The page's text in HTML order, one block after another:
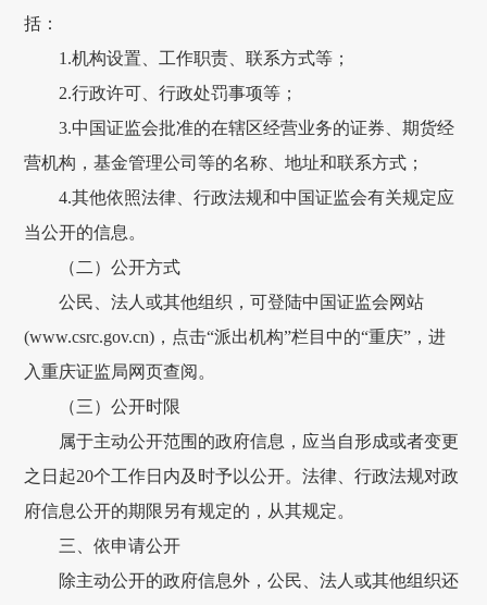
括：
1.机构设置、工作职责、联系方式等；
2.行政许可、行政处罚事项等；
3.中国证监会批准的在辖区经营业务的证券、期货经
营机构，基金管理公司等的名称、地址和联系方式；
4.其他依照法律、行政法规和中国证监会有关规定应
当公开的信息。
（二）公开方式
公民、法人或其他组织，可登陆中国证监会网站
(www.csrc.gov.cn)，点击“派出机构”栏目中的“重庆”，进
入重庆证监局网页查阅。
（三）公开时限
属于主动公开范围的政府信息，应当自形成或者变更
之日起20个工作日内及时予以公开。法律、行政法规对政
府信息公开的期限另有规定的，从其规定。
三、依申请公开
除主动公开的政府信息外，公民、法人或其他组织还